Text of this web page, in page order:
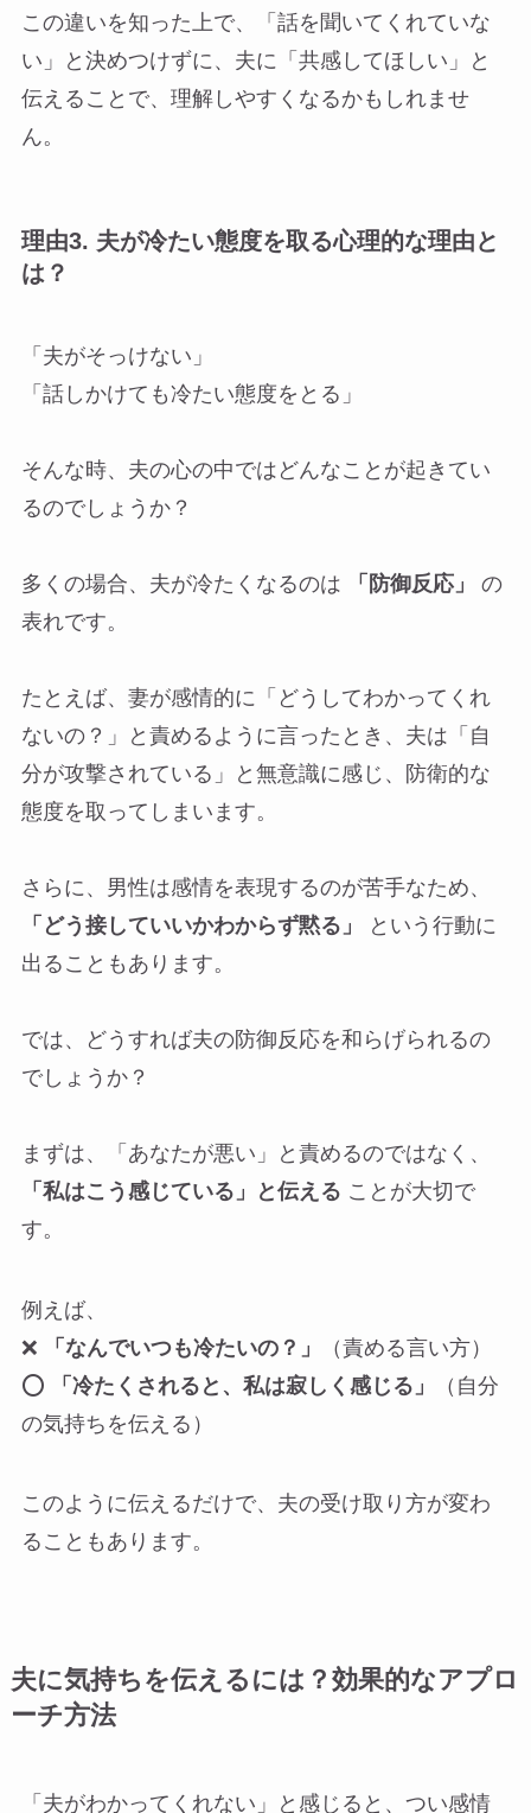
この違いを知った上で、「話を聞いてくれていな
い」と決めつけずに、夫に「共感してほしい」と
伝えることで、理解しやすくなるかもしれませ
ん。
理由3. 夫が冷たい態度を取る心理的な理由と
は？
「夫がそっけない」
「話しかけても冷たい態度をとる」
そんな時、夫の心の中ではどんなことが起きてい
るのでしょうか？
多くの場合、夫が冷たくなるのは 「防御反応」
の
表れです。
たとえば、妻が感情的に「どうしてわかってくれ
ないの？」と責めるように言ったとき、夫は「自
分が攻撃されている」と無意識に感じ、防衛的な
態度を取ってしまいます。
さらに、男性は感情を表現するのが苦手なため、
「どう接していいかわからず黙る」
という行動に
出ることもあります。
では、どうすれば夫の防御反応を和らげられるの
でしょうか？
まずは、「あなたが悪い」と責めるのではなく、
「私はこう感じている」と伝える ことが大切で
す。
例えば、
❌
「なんでいつも冷たいの？」
（責める言い方）
⭕
「冷たくされると、私は寂しく感じる」
（自分
の気持ちを伝える）
このように伝えるだけで、夫の受け取り方が変わ
ることもあります。
夫に気持ちを伝えるには？効果的なアプロ
ーチ方法
「夫がわかってくれない」と感じると、つい感情